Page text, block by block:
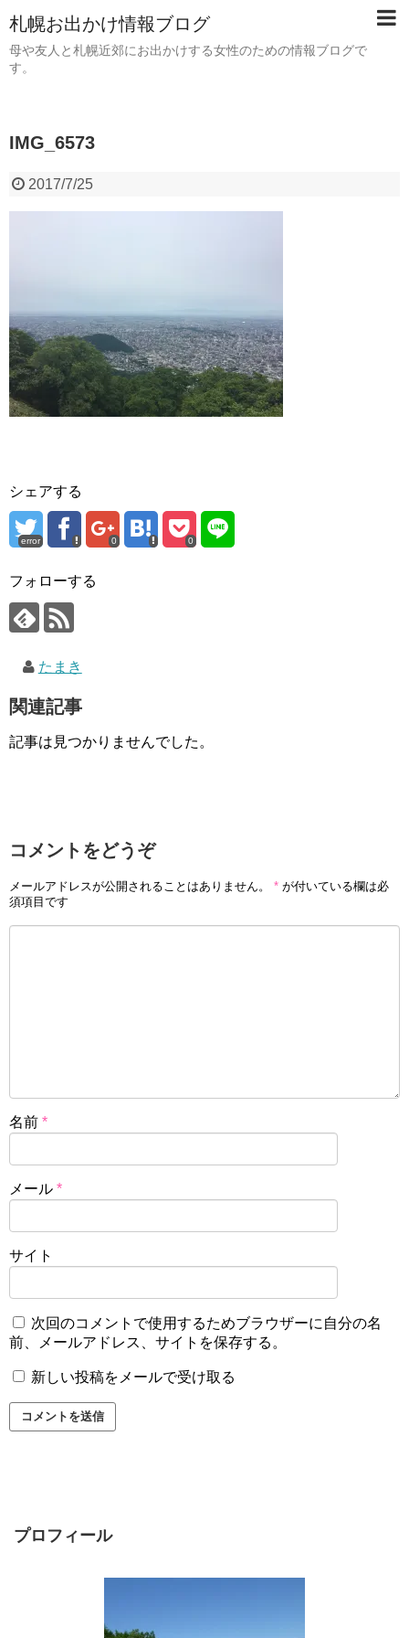
札幌お出かけ情報ブログ
母や友人と札幌近郊にお出かけする女性のための情報ブログで
す。
IMG_6573
2017/7/25
シェアする
error 0 0
フォローする
たまき
関連記事
記事は見つかりませんでした。
コメントをどうぞ
メールアドレスが公開されることはありません。 * が付いている欄は必
須項目です
名前 *
メール *
サイト
次回のコメントで使用するためブラウザーに自分の名
前、メールアドレス、サイトを保存する。
新しい投稿をメールで受け取る
プロフィール